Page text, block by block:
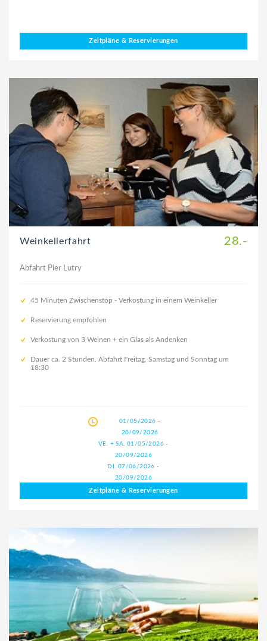
Zeitpläne & Reservierungen
28.-
Weinkellerfahrt
Abfahrt Pier Lutry
45 Minuten Zwischenstop - Verkostung in einem Weinkeller
Reservierung empfohlen
Verkostung von 3 Weinen + ein Glas als Andenken
Dauer ca. 2 Stunden, Abfahrt Freitag, Samstag und Sonntag um
18:30
01/05/2026 -
20/09/2026
VE. + SA. 01/05/2026 -
20/09/2026
DI. 07/06/2026 -
20/09/2026
Zeitpläne & Reservierungen